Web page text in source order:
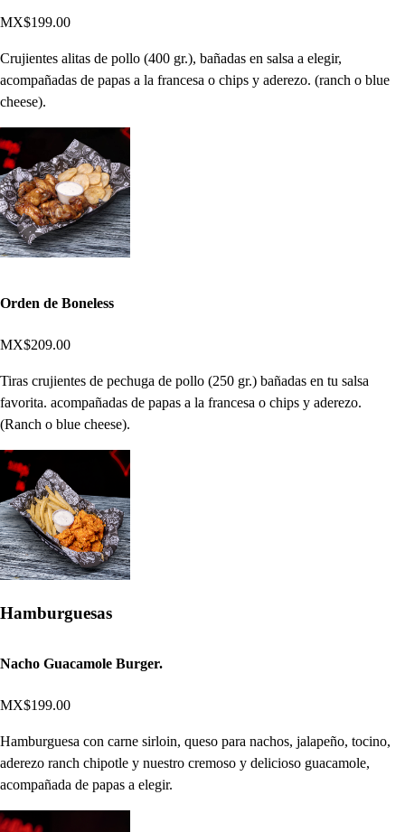
MX$199.00
Crujientes alitas de pollo (400 gr.), bañadas en salsa a elegir,
acompañadas de papas a la francesa o chips y aderezo. (ranch o blue
cheese).
Orden de Boneless
MX$209.00
Tiras crujientes de pechuga de pollo (250 gr.) bañadas en tu salsa
favorita. acompañadas de papas a la francesa o chips y aderezo.
(Ranch o blue cheese).
Hamburguesas
Nacho Guacamole Burger.
MX$199.00
Hamburguesa con carne sirloin, queso para nachos, jalapeño, tocino,
aderezo ranch chipotle y nuestro cremoso y delicioso guacamole,
acompañada de papas a elegir.